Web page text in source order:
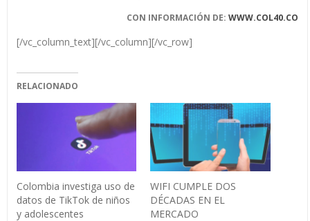
CON INFORMACIÓN DE: WWW.COL40.CO
[/vc_column_text][/vc_column][/vc_row]
RELACIONADO
Colombia investiga uso de
datos de TikTok de niños
y adolescentes
WIFI CUMPLE DOS
DÉCADAS EN EL
MERCADO